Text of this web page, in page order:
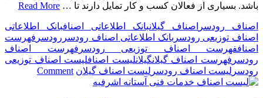
باشد. بسیاری از فعالان کسب و کار تمایل دارند تا … Read More
اصناف رودسر اصناف گیلانبانک اطلاعاتی اصنافبانک اطلاعاتی
اصناف توزیعی رودسر بانک اطلاعاتی اصناف رودسر رودسر فهرست
اصناففهرست اصناف توزیعی رودسر فهرست اصناف
رودسر فهرست اصناف گیلانگیلانلیست اصنافلیست اصناف توزیعی
رودسر لیست اصناف رودسر لیست اصناف گیلان Comment
on